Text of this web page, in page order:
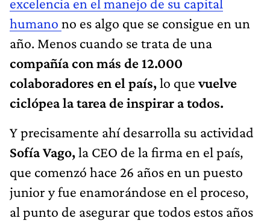
excelencia en el manejo de su capital
humano no es algo que se consigue en un
año. Menos cuando se trata de una
compañía con más de 12.000
colaboradores en el país,lo quevuelve
ciclópea la tarea de inspirar a todos.
Y precisamente ahí desarrolla su actividad
Sofía Vago,la CEO de la firma en el país,
que comenzó hace 26 años en un puesto
junior y fue enamorándose en el proceso,
al punto de asegurar que todos estos años